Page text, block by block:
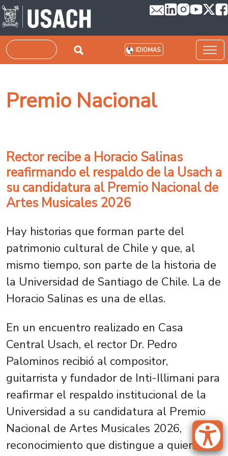
Pasar al contenido principal
Buscar IDIOMAS
Premio Nacional
Rector recibe a Horacio Salinas
reafirmando el respaldo de la Usach a
su candidatura al Premio Nacional de
Artes Musicales 2026
Hay historias que forman parte del
patrimonio cultural de Chile y que, al
mismo tiempo, son parte de la historia de
la Universidad de Santiago de Chile. La de
Horacio Salinas es una de ellas.
En un encuentro realizado en Casa
Central Usach, el rector Dr. Pedro
Palominos recibió al compositor,
guitarrista y fundador de Inti-Illimani para
reafirmar el respaldo institucional de la
Universidad a su candidatura al Premio
Nacional de Artes Musicales 2026,
reconocimiento que distingue a quienes